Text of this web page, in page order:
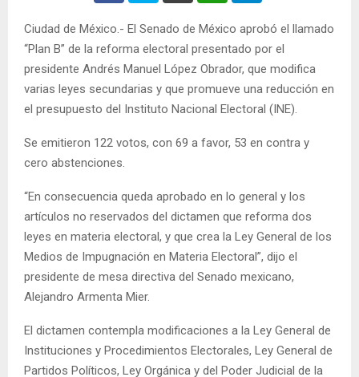
Ciudad de México.- El Senado de México aprobó el llamado
“Plan B” de la reforma electoral presentado por el
presidente Andrés Manuel López Obrador, que modifica
varias leyes secundarias y que promueve una reducción en
el presupuesto del Instituto Nacional Electoral (INE).
Se emitieron 122 votos, con 69 a favor, 53 en contra y
cero abstenciones.
“En consecuencia queda aprobado en lo general y los
artículos no reservados del dictamen que reforma dos
leyes en materia electoral, y que crea la Ley General de los
Medios de Impugnación en Materia Electoral”, dijo el
presidente de mesa directiva del Senado mexicano,
Alejandro Armenta Mier.
El dictamen contempla modificaciones a la Ley General de
Instituciones y Procedimientos Electorales, Ley General de
Partidos Políticos, Ley Orgánica y del Poder Judicial de la